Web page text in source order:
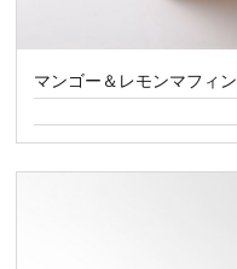
マンゴー＆レモンマフィン